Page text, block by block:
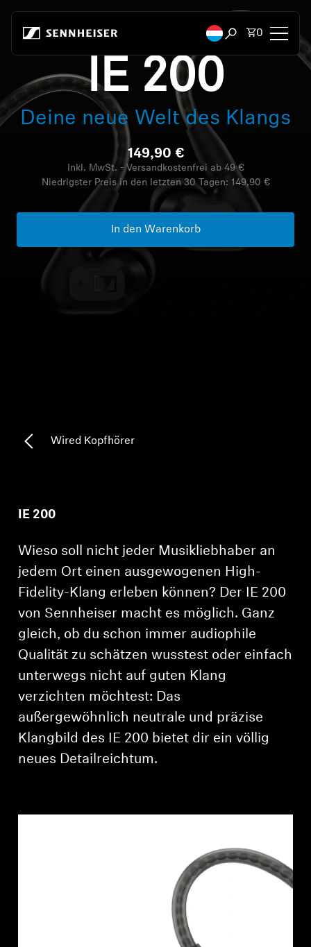
Suchfenster
Artikel im
0
Kopfhörer
Konnektivität
Verwendungszweck
Bluetooth Dongles
Soundbars
AMBEO Soundbars und Subs
AMBEO entdecken
AMBEO Ersatzteile & Zubehör
Entdecken
IE 200
Deine neue Welt des Klangs
149,90 €
Inkl. MwSt. - Versandkostenfrei ab 49 €
Niedrigster Preis in den letzten 30 Tagen: 149,90 €
In den Warenkorb
Wired Kopfhörer
IE 200
Wieso soll nicht jeder Musikliebhaber an
jedem Ort einen ausgewogenen High-
Fidelity-Klang erleben können? Der IE 200
von Sennheiser macht es möglich. Ganz
gleich, ob du schon immer audiophile
Qualität zu schätzen wusstest oder einfach
unterwegs nicht auf guten Klang
verzichten möchtest: Das
außergewöhnlich neutrale und präzise
Klangbild des IE 200 bietet dir ein völlig
neues Detailreichtum.